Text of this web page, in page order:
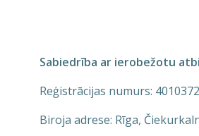
Sabiedrība ar ierobežotu
Reģistrācijas numurs:
Biroja adrese: Rīga,